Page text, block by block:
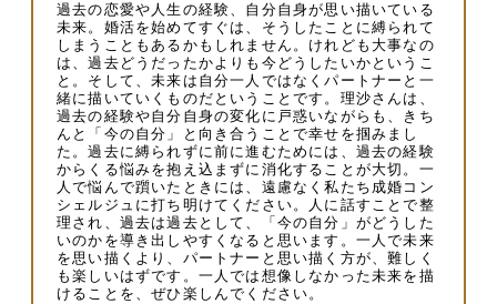
過去の恋愛や人生の経験、自分自身が思い描いている
未来。婚活を始めてすぐは、そうしたことに縛られて
しまうこともあるかもしれません。けれども大事なの
は、過去どうだったかよりも今どうしたいかというこ
と。そして、未来は自分一人ではなくパートナーと一
緒に描いていくものだということです。理沙さんは、
過去の経験や自分自身の変化に戸惑いながらも、きち
んと「今の自分」と向き合うことで幸せを掴みまし
た。過去に縛られずに前に進むためには、過去の経験
からくる悩みを抱え込まずに消化することが大切。一
人で悩んで躓いたときには、遠慮なく私たち成婚コン
シェルジュに打ち明けてください。人に話すことで整
理され、過去は過去として、「今の自分」がどうした
いのかを導き出しやすくなると思います。一人で未来
を思い描くより、パートナーと思い描く方が、難しく
も楽しいはずです。一人では想像しなかった未来を描
けることを、ぜひ楽しんでください。